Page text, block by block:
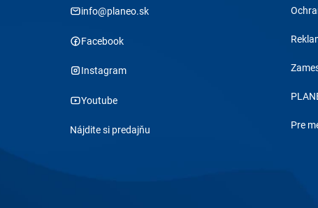
info@planeo.sk
Facebook
Instagram
Youtube
Nájdite si predajňu Pre